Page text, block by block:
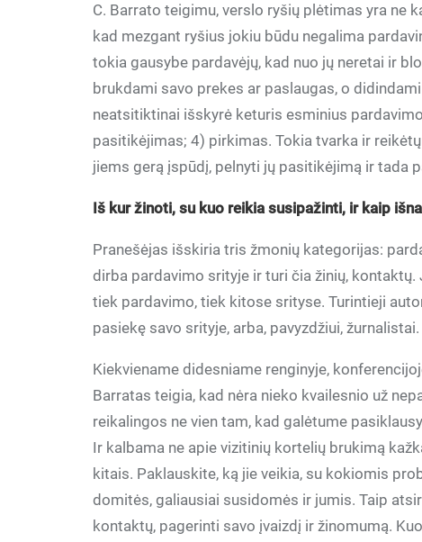
C. Barrato teigimu, verslo ryšių plėtimas yra ne
kad mezgant ryšius jokiu būdu negalima
tokia gausybe pardavėjų, kad nuo jų neretai ir
brukdami savo prekes ar paslaugas, o
neatsitiktinai išskyrė keturis esminius
pasitikėjimas; 4) pirkimas. Tokia tvarka ir
jiems gerą įspūdį, pelnyti jų pasitikėjimą ir tada
Iš kur žinoti, su kuo reikia susipažinti, ir kaip
Pranešėjas išskiria tris žmonių kategorijas:
dirba pardavimo srityje ir turi čia žinių,
tiek pardavimo, tiek kitose srityse. Turintieji
pasiekę savo srityje, arba, pavyzdžiui,
Kiekviename didesniame renginyje,
Barratas teigia, kad nėra nieko kvailesnio už
reikalingos ne vien tam, kad galėtume
Ir kalbama ne apie vizitinių kortelių brukimą
kitais. Paklauskite, ką jie veikia, su kokiomis
domitės, galiausiai susidomės ir jumis. Taip
kontaktų, pagerinti savo įvaizdį ir žinomumą.